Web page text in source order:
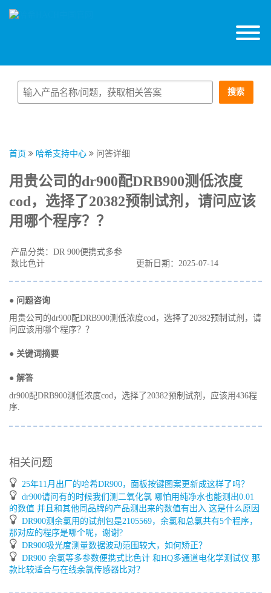
搜索
首页 哈希支持中心 问答详细
用贵公司的dr900配DRB900测低浓度
cod，选择了20382预制试剂，请问应该
用哪个程序？？
产品分类：DR 900便携式多参
数比色计
更新日期：2025-07-14
● 问题咨询
用贵公司的dr900配DRB900测低浓度cod，选择了20382预制试剂，请
问应该用哪个程序？？
● 关键词摘要
● 解答
dr900配DRB900测低浓度cod，选择了20382预制试剂，应该用436程
序.
相关问题
25年11月出厂的哈希DR900，面板按键图案更新成这样了吗？
dr900请问有的时候我们测二氧化氯 哪怕用纯净水也能测出0.01
的数值 并且和其他同品牌的产品测出来的数值有出入 这是什么原因
DR900测余氯用的试剂包是2105569，余氯和总氯共有5个程序，
那对应的程序是哪个呢，谢谢?
DR900吸光度测量数据波动范围较大，如何矫正？
DR900 余氯等多参数便携式比色计 和HQ多通道电化学测试仪 那
款比较适合与在线余氯传感器比对？